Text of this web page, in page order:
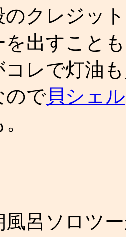
のクレジッ
を出すこと
コレで灯油
ので貝シェル
風呂ソロツ